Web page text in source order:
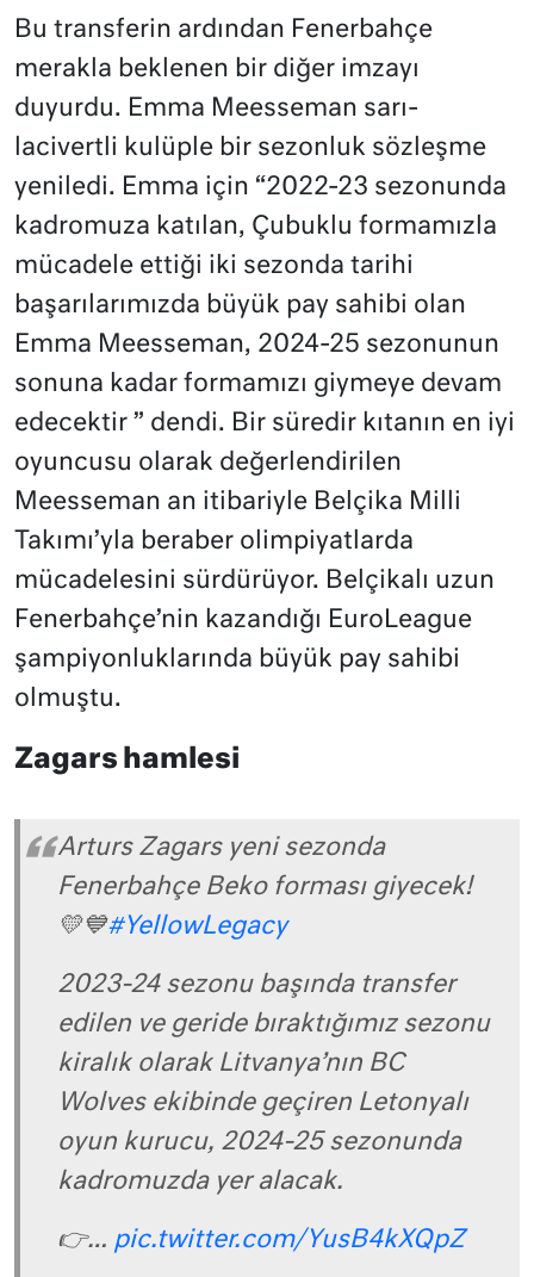
Bu transferin ardından Fenerbahçe
merakla beklenen bir diğer imzayı
duyurdu. Emma Meesseman sarı-
lacivertli kulüple bir sezonluk sözleşme
yeniledi. Emma için “2022-23 sezonunda
kadromuza katılan, Çubuklu formamızla
mücadele ettiği iki sezonda tarihi
başarılarımızda büyük pay sahibi olan
Emma Meesseman, 2024-25 sezonunun
sonuna kadar formamızı giymeye devam
edecektir ” dendi. Bir süredir kıtanın en iyi
oyuncusu olarak değerlendirilen
Meesseman an itibariyle Belçika Milli
Takımı’yla beraber olimpiyatlarda
mücadelesini sürdürüyor. Belçikalı uzun
Fenerbahçe’nin kazandığı EuroLeague
şampiyonluklarında büyük pay sahibi
olmuştu.
Zagars hamlesi
Arturs Zagars yeni sezonda
Fenerbahçe Beko forması giyecek!
💛💙#YellowLegacy
2023-24 sezonu başında transfer
edilen ve geride bıraktığımız sezonu
kiralık olarak Litvanya’nın BC
Wolves ekibinde geçiren Letonyalı
oyun kurucu, 2024-25 sezonunda
kadromuzda yer alacak.
👉… pic.twitter.com/YusB4kXQpZ